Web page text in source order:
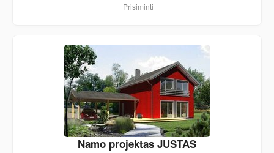
Prisiminti
Namo projektas JUSTAS